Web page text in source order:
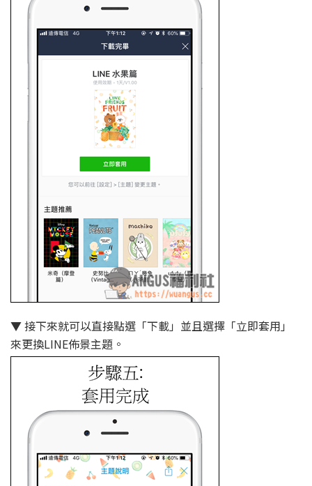
▼ 接下來就可以直接點選「下載」並且選擇「立即套用」
來更換LINE佈景主題。